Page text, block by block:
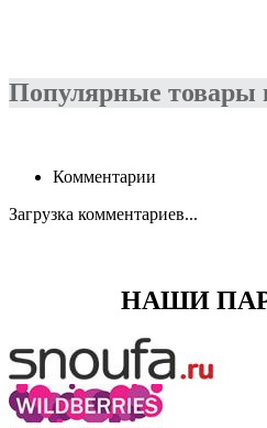
Популярные товары
Комментарии
Загрузка комментариев...
НАШИ